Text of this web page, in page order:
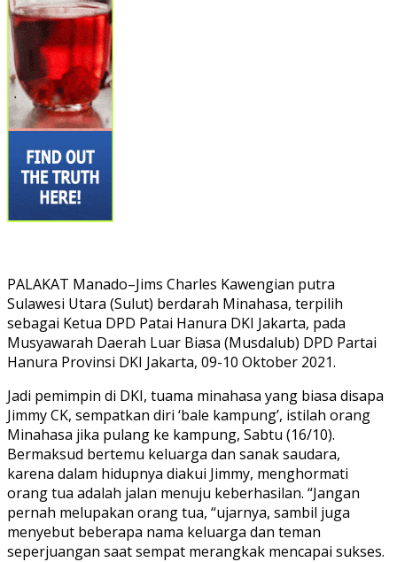
PALAKAT Manado–Jims Charles Kawengian putra
Sulawesi Utara (Sulut) berdarah Minahasa, terpilih
sebagai Ketua DPD Patai Hanura DKI Jakarta, pada
Musyawarah Daerah Luar Biasa (Musdalub) DPD Partai
Hanura Provinsi DKI Jakarta, 09-10 Oktober 2021.
Jadi pemimpin di DKI, tuama minahasa yang biasa disapa
Jimmy CK, sempatkan diri ‘bale kampung’, istilah orang
Minahasa jika pulang ke kampung, Sabtu (16/10).
Bermaksud bertemu keluarga dan sanak saudara,
karena dalam hidupnya diakui Jimmy, menghormati
orang tua adalah jalan menuju keberhasilan. “Jangan
pernah melupakan orang tua, “ujarnya, sambil juga
menyebut beberapa nama keluarga dan teman
seperjuangan saat sempat merangkak mencapai sukses.